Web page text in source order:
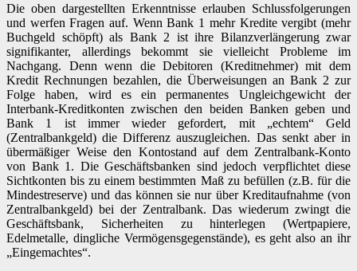
Die oben dargestellten Erkenntnisse erlauben Schlussfolgerungen
und werfen Fragen auf. Wenn Bank 1 mehr Kredite vergibt (mehr
Buchgeld schöpft) als Bank 2 ist ihre Bilanzverlängerung zwar
signifikanter, allerdings bekommt sie vielleicht Probleme im
Nachgang. Denn wenn die Debitoren (Kreditnehmer) mit dem
Kredit Rechnungen bezahlen, die Überweisungen an Bank 2 zur
Folge haben, wird es ein permanentes Ungleichgewicht der
Interbank-Kreditkonten zwischen den beiden Banken geben und
Bank 1 ist immer wieder gefordert, mit „echtem“ Geld
(Zentralbankgeld) die Differenz auszugleichen. Das senkt aber in
übermäßiger Weise den Kontostand auf dem Zentralbank-Konto
von Bank 1. Die Geschäftsbanken sind jedoch verpflichtet diese
Sichtkonten bis zu einem bestimmten Maß zu befüllen (z.B. für die
Mindestreserve) und das können sie nur über Kreditaufnahme (von
Zentralbankgeld) bei der Zentralbank. Das wiederum zwingt die
Geschäftsbank, Sicherheiten zu hinterlegen (Wertpapiere,
Edelmetalle, dingliche Vermögensgegenstände), es geht also an ihr
„Eingemachtes“.